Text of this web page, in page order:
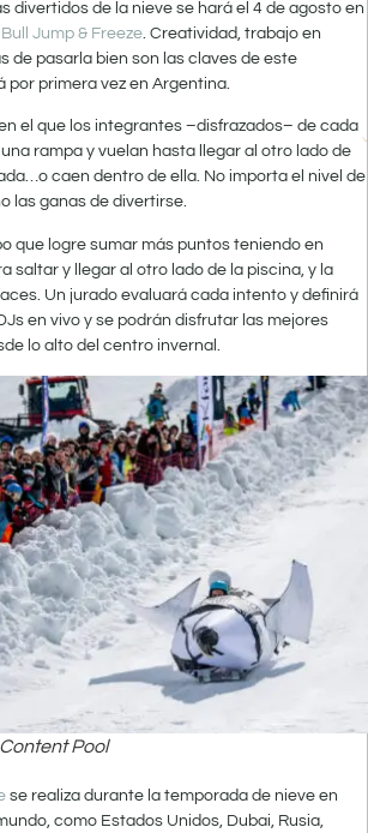
divertidos de la nieve se hará el 4 de agosto en
Jump & Freeze. Creatividad, trabajo en
de pasarla bien son las claves de este
primera vez en Argentina.
el que los integrantes –disfrazados– de cada
rampa y vuelan hasta llegar al otro lado de
caen dentro de ella. No importa el nivel de
las ganas de divertirse.
que logre sumar más puntos teniendo en
saltar y llegar al otro lado de la piscina, y la
Un jurado evaluará cada intento y definirá
en vivo y se podrán disfrutar las mejores
lo alto del centro invernal.
Pool
se realiza durante la temporada de nieve en
como Estados Unidos, Dubai, Rusia,